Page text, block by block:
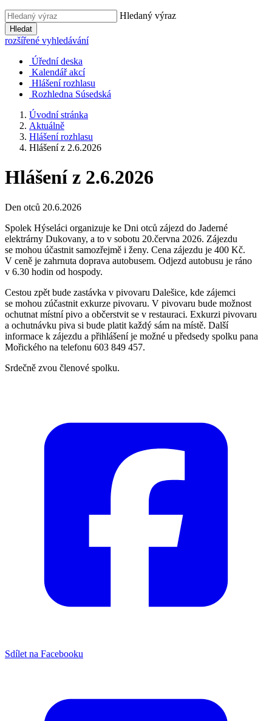
Hledaný výraz
Hledat
rozšířené vyhledávání
Úřední deska
Kalendář akcí
Hlášení rozhlasu
Rozhledna Súsedská
Úvodní stránka
Aktuálně
Hlášení rozhlasu
Hlášení z 2.6.2026
Hlášení z 2.6.2026
Den otců 20.6.2026
Spolek Hýseláci organizuje ke Dni otců zájezd do Jaderné
elektrárny Dukovany, a to v sobotu 20.června 2026. Zájezdu
se mohou účastnit samozřejmě i ženy. Cena zájezdu je 400 Kč.
V ceně je zahrnuta doprava autobusem. Odjezd autobusu je ráno
v 6.30 hodin od hospody.
Cestou zpět bude zastávka v pivovaru Dalešice, kde zájemci
se mohou zúčastnit exkurze pivovaru. V pivovaru bude možnost
ochutnat místní pivo a občerstvit se v restauraci. Exkurzi pivovaru
a ochutnávku piva si bude platit každý sám na místě. Další
informace k zájezdu a přihlášení je možné u předsedy spolku pana
Mořického na telefonu 603 849 457.
Srdečně zvou členové spolku.
Sdílet na Facebooku